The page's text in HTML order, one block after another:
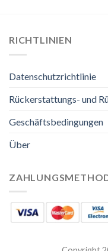
RICHTLINIEN
Datenschutzrichtlinie
Rückerstattungs- und
Geschäftsbedingungen
Über